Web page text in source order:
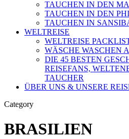
TAUCHEN IN DEN
TAUCHEN IN DEN
TAUCHEN IN
WELTREISE
WELTREISE
WÄSCHE WASCHEN
DIE 45 BESTEN
REISEFANS,
TAUCHER
ÜBER UNS & UNSERE
Category
BRASILIEN